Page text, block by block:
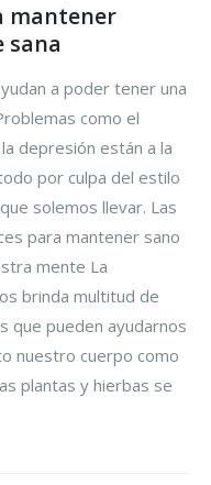
mantener
sana
a poder tener una
como el
depresión están a la
por culpa del estilo
solemos llevar. Las
para mantener sano
mente La
brinda multitud de
que pueden ayudarnos
nuestro cuerpo como
plantas y hierbas se